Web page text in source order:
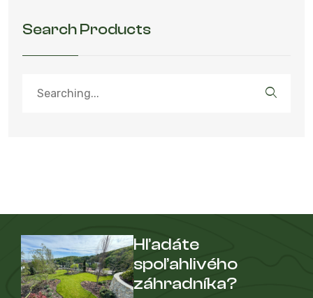
Search Products
Hľadáte
spoľahlivého
záhradníka?